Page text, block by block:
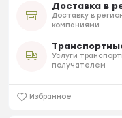
Доставка в
Доставку в
компаниями
Услуги
получателем
Избранное